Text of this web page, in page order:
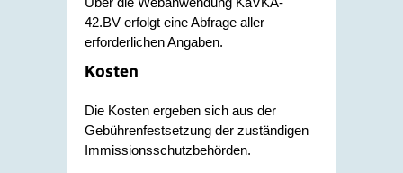
42.BV erfolgt eine Abfrage aller
erforderlichen Angaben.
Kosten
Die Kosten ergeben sich aus der
Gebührenfestsetzung der zuständigen
Immissionsschutzbehörden.